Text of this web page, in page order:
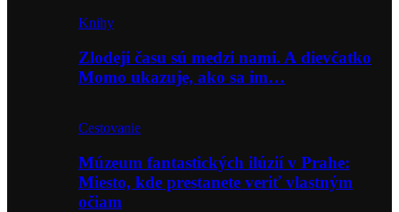
Knihy
Zlodeji času sú medzi nami. A dievčatko
Momo ukazuje, ako sa im…
Cestovanie
Múzeum fantastických ilúzií v Prahe:
Miesto, kde prestanete veriť vlastným
očiam